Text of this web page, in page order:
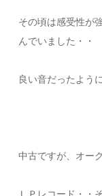
その頃は感受性が
んでいました・・
良い音だったよう
中古ですが、オー
ＬＰレコード・・